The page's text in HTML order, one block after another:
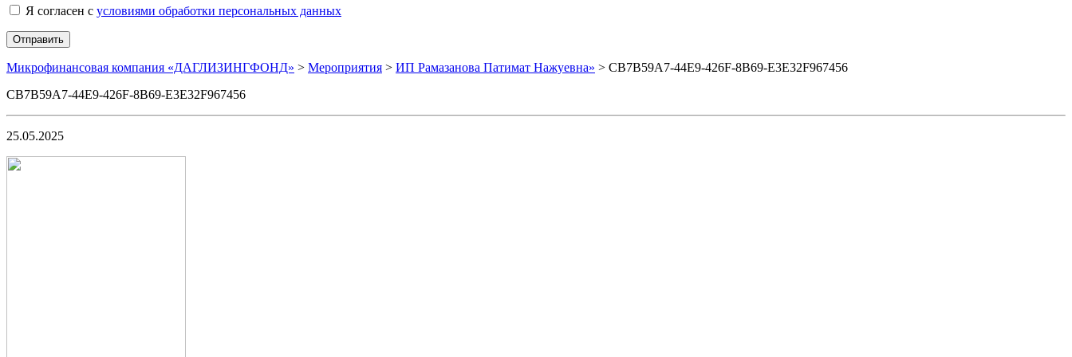
Я согласен с условиями обработки персональных данных
Микрофинансовая компания «ДАГЛИЗИНГФОНД» > Мероприятия > ИП Рамазанова Патимат Нажуевна» > CB7B59A7-44E9-426F-8B69-E3E32F967456
CB7B59A7-44E9-426F-8B69-E3E32F967456
25.05.2025